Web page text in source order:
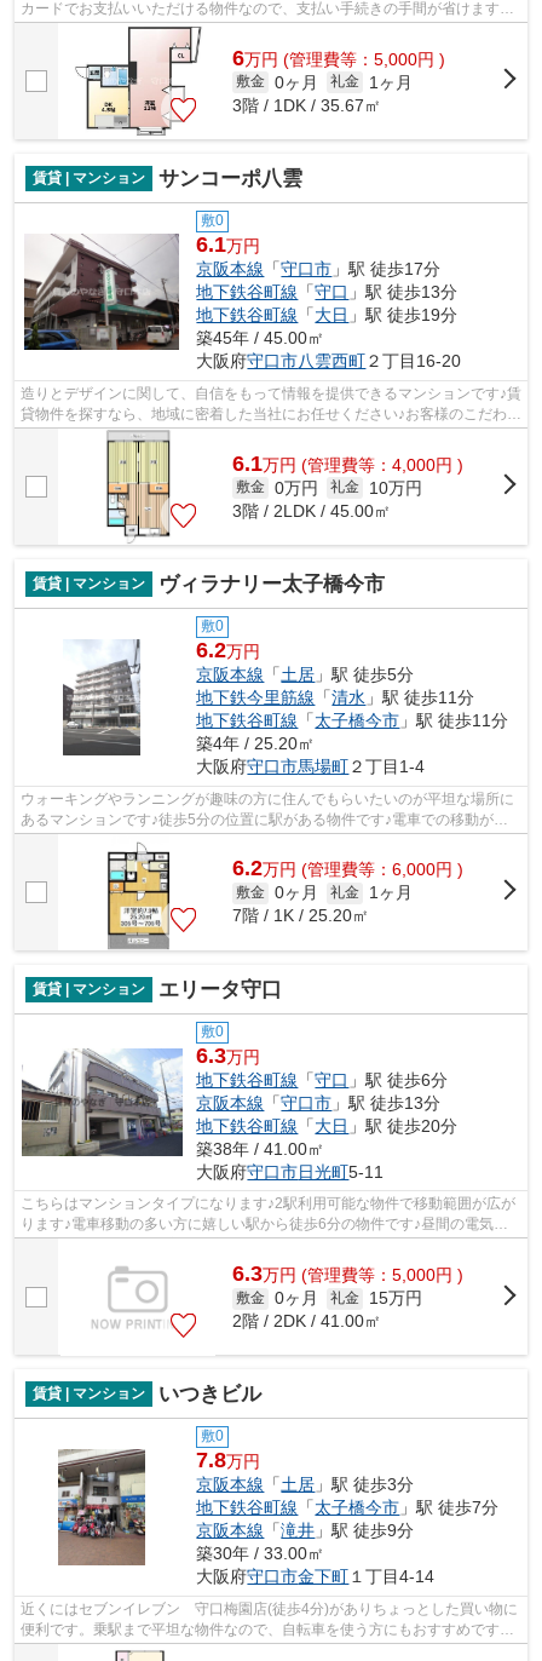
カードでお支払いいただける物件なので、支払い手続きの手間が省けます。
造りとデザインに関して、自信をもっ...
6万円 (管理費等：5,000円 )
敷金 0ヶ月 礼金
1ヶ月
3階 / 1DK / 35.67㎡
賃貸 | マンション サンコーポ八雲
敷0
6.1万円
京阪本線 「守口市 」駅 徒歩17分
地下鉄谷町線 「守口 」駅 徒歩13分
地下鉄谷町線 「大日 」駅 徒歩19分
築45年 / 45.00㎡
大阪府守口市八雲西町２丁目16-20
造りとデザインに関して、自信をもって情報を提供できるマンションです♪賃
貸物件を探すなら、地域に密着した当社にお任せください♪お客様のこだわり
やご要望に合わせた物件や当社オス...
6.1万円 (管理費等：4,000円 )
敷金 0万円 礼金
10万円
3階 / 2LDK / 45.00㎡
賃貸 | マンション ヴィラナリー太子橋今市
敷0
6.2万円
京阪本線 「土居 」駅 徒歩5分
地下鉄今里筋線 「清水 」駅 徒歩11分
地下鉄谷町線 「太子橋今市 」駅 徒歩11分
築4年 / 25.20㎡
大阪府守口市馬場町２丁目1-4
ウォーキングやランニングが趣味の方に住んでもらいたいのが平坦な場所に
あるマンションです♪徒歩5分の位置に駅がある物件です♪電車での移動がよ
り便利になる、2駅利用可能なマンショ...
6.2万円 (管理費等：6,000円 )
敷金 0ヶ月 礼金
1ヶ月
7階 / 1K / 25.20㎡
賃貸 | マンション エリータ守口
敷0
6.3万円
地下鉄谷町線 「守口 」駅 徒歩6分
京阪本線 「守口市 」駅 徒歩13分
地下鉄谷町線 「大日 」駅 徒歩20分
築38年 / 41.00㎡
大阪府守口市日光町5-11
こちらはマンションタイプになります♪2駅利用可能な物件で移動範囲が広が
ります♪電車移動の多い方に嬉しい駅から徒歩6分の物件です♪昼間の電気代
6.3万円 (管理費等：5,000円 )
敷金 0ヶ月 礼金
15万円
2階 / 2DK / 41.00㎡
賃貸 | マンション いつきビル
敷0
7.8万円
京阪本線 「土居 」駅 徒歩3分
地下鉄谷町線 「太子橋今市 」駅 徒歩7分
京阪本線 「滝井 」駅 徒歩9分
築30年 / 33.00㎡
大阪府守口市金下町１丁目4-14
近くにはセブンイレブン 守口梅園店(徒歩4分)がありちょっとした買い物に
便利です。乗駅まで平坦な物件なので、自転車を使う方にもおすすめです。
駅まで3分と、駅近でアクセスも良好...